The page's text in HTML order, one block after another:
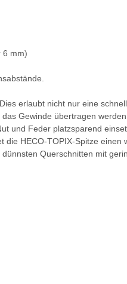
6 mm)
erlaubt nicht nur eine
Gewinde übertragen
und Feder platzsparend
HECO-TOPIX-Spitze einen
Querschnitten mit